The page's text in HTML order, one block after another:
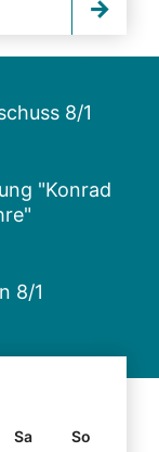
8/1
"Konrad
8/1
Sa
So